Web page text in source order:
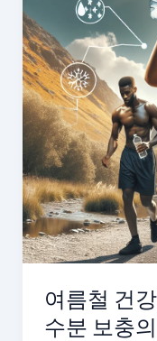
여름철 건
수분 보충